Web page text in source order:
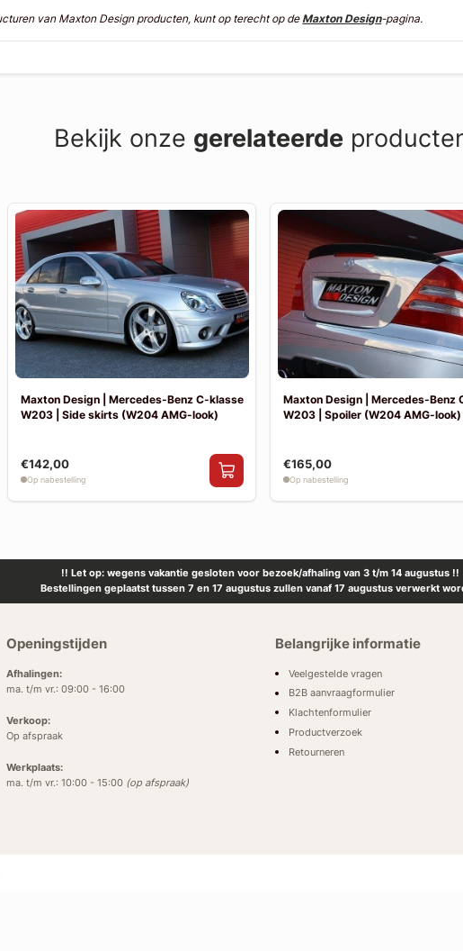
van Maxton Design producten, kunt op terecht op deMaxton Design-pagina.
Bekijk onze gerelateerde
Maxton Design | Mercedes-Benz C-klasse
W203 | Side skirts (W204 AMG-look)
€142,00
Op nabestelling
Maxton Design | Mercedes-Benz
W203 | Spoiler (W204 AMG-look)
€165,00
Op nabestelling
!! Let op: wegens vakantie gesloten voor bezoek/afhaling van 3 t/m 14 augustus !!
Bestellingen geplaatst tussen 7 en 17 augustus zullen vanaf 17 augustus verwerkt
Openingstijden
Afhalingen:
ma. t/m vr.: 09:00 - 16:00
Verkoop:
Op afspraak
Werkplaats:
ma. t/m vr.: 10:00 - 15:00 (op afspraak)
Belangrijke informatie
Veelgestelde vragen
B2B aanvraagformulier
Klachtenformulier
Productverzoek
Retourneren